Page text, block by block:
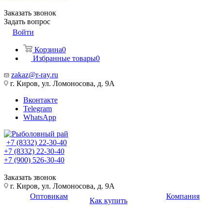
Заказать звонок
Задать вопрос
Войти
Корзина0
Избранные товары0
zakaz@r-ray.ru
г. Киров, ул. Ломоносова, д. 9А
Вконтакте
Telegram
WhatsApp
+7 (8332) 22-30-40
+7 (8332) 22-30-40
+7 (900) 526-30-40
Заказать звонок
г. Киров, ул. Ломоносова, д. 9А
Оптовикам
Как купить
Компания